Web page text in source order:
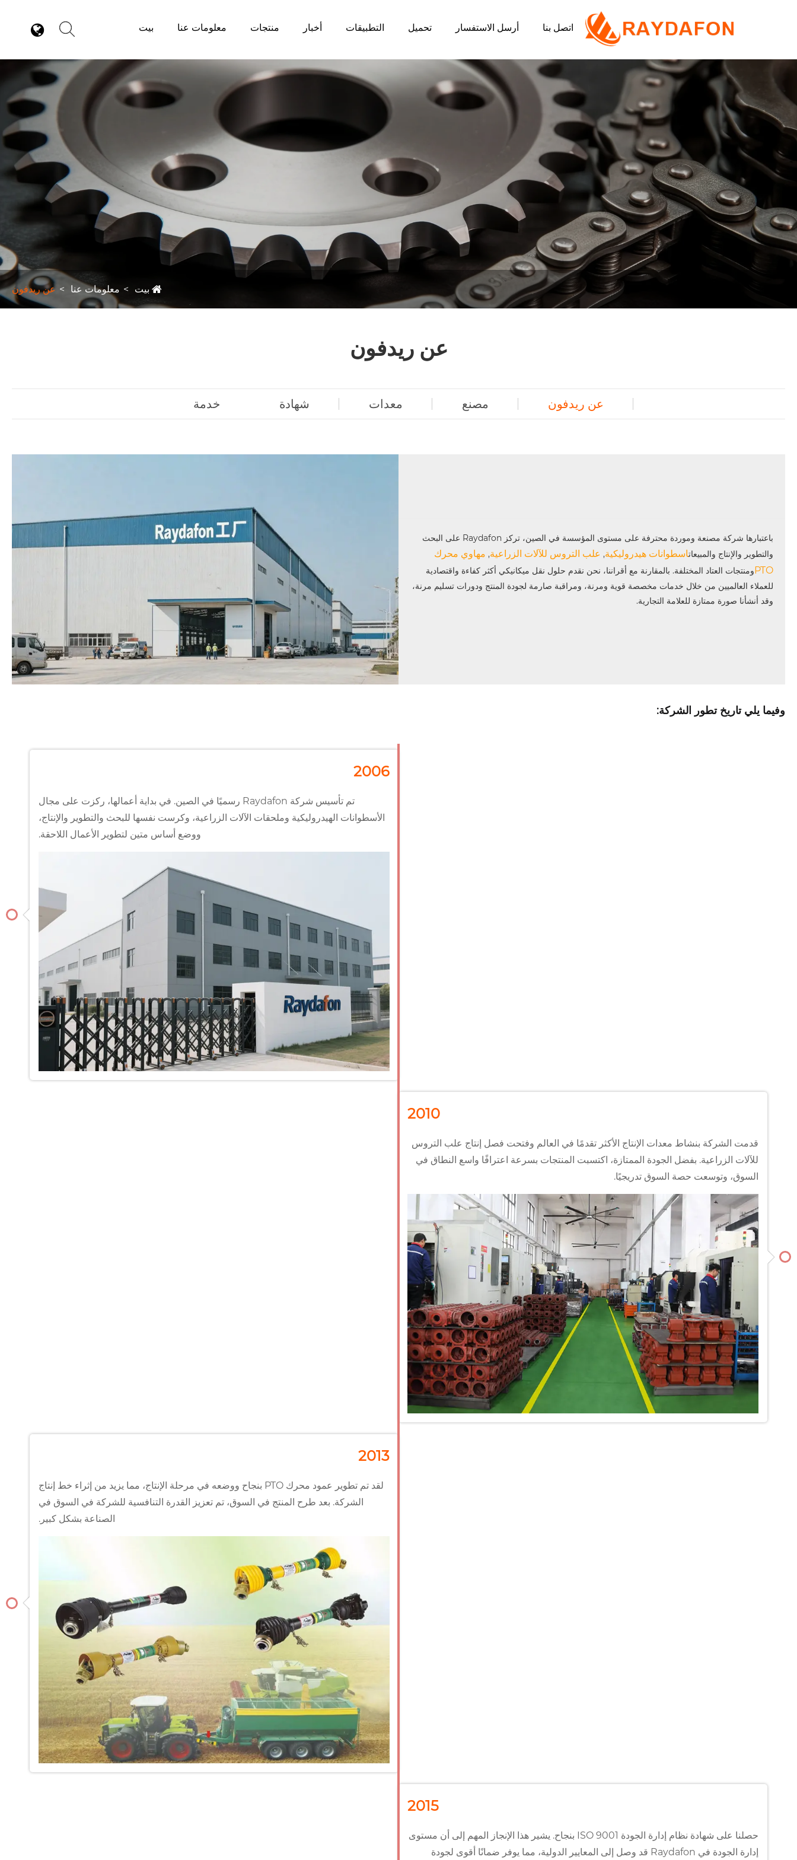
بيت معلومات عنا منتجات أخبار التطبيقات تحميل أرسل الاستفسار اتصل بنا
بيت معلومات عنا عن ريدفون
عن ريدفون
عن ريدفون مصنع معدات شهادة خدمة
باعتبارها شركة مصنعة وموردة محترفة على مستوى المؤسسة في الصين، تركز Raydafon على البحث
والتطوير والإنتاج والمبيعاتاسطوانات هيدروليكية, علب التروس للآلات الزراعية, مهاوي محرك
PTOومنتجات العتاد المختلفة. بالمقارنة مع أقراننا، نحن نقدم حلول نقل ميكانيكي أكثر كفاءة واقتصادية
للعملاء العالميين من خلال خدمات مخصصة قوية ومرنة، ومراقبة صارمة لجودة المنتج ودورات تسليم مرنة،
وقد أنشأنا صورة ممتازة للعلامة التجارية.
وفيما يلي تاريخ تطور الشركة:
2006
تم تأسيس شركة Raydafon رسميًا في الصين. في بداية أعمالها، ركزت على مجال
الأسطوانات الهيدروليكية وملحقات الآلات الزراعية، وكرست نفسها للبحث والتطوير والإنتاج،
ووضع أساس متين لتطوير الأعمال اللاحقة.
2010
قدمت الشركة بنشاط معدات الإنتاج الأكثر تقدمًا في العالم وفتحت فصل إنتاج علب التروس
للآلات الزراعية. بفضل الجودة الممتازة، اكتسبت المنتجات بسرعة اعترافًا واسع النطاق في
السوق، وتوسعت حصة السوق تدريجيًا.
2013
لقد تم تطوير عمود محرك PTO بنجاح ووضعه في مرحلة الإنتاج، مما يزيد من إثراء خط إنتاج
الشركة. بعد طرح المنتج في السوق، تم تعزيز القدرة التنافسية للشركة في السوق في
الصناعة بشكل كبير.
2015
حصلنا على شهادة نظام إدارة الجودة ISO 9001 بنجاح. يشير هذا الإنجاز المهم إلى أن مستوى
إدارة الجودة في Raydafon قد وصل إلى المعايير الدولية، مما يوفر ضمانًا أقوى لجودة